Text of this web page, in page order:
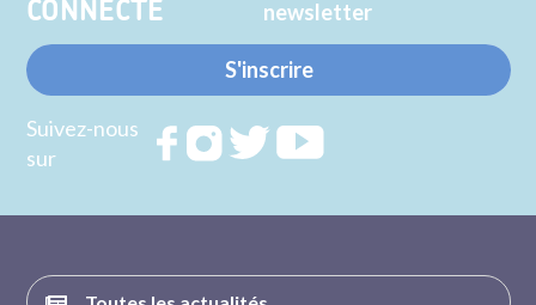
CONNECTE
newsletter
S'inscrire
Suivez-nous
sur
RejoignezRejoignezRejoignez